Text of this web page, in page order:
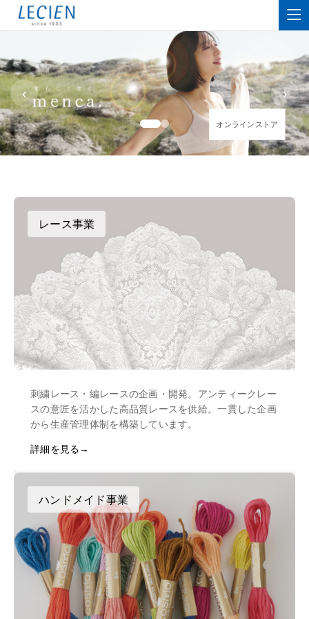
オンラインストア
オンラインストア
‹ ›
レース事業
刺繍レース・編レースの企画・開発。アンティークレー
スの意匠を活かした高品質レースを供給。一貫した企画
から生産管理体制を構築しています。
詳細を見る
ハンドメイド事業